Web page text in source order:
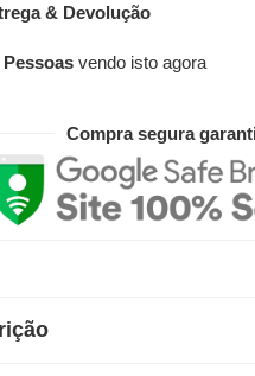
& Devolução
Pessoas vendo isto agora
Compra segura